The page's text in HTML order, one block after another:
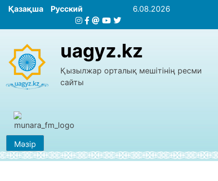
Қазақша Русский 6.08.2026
uagyz.kz
Қызылжар орталық мешітінің ресми
сайты
Мәзір